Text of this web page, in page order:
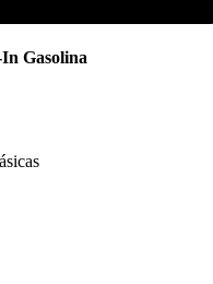
Gasolina